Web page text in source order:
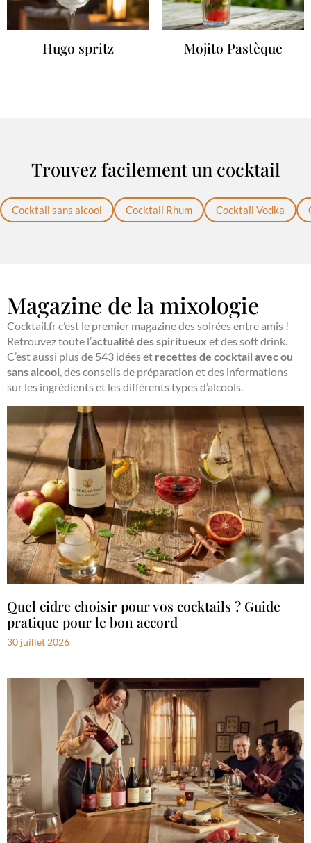
Hugo spritz Mojito Pastèque
Trouvez facilement un cocktail
Cocktail sans alcool Cocktail Rhum Cocktail Vodka
Magazine de la mixologie
Cocktail.fr c’est le premier magazine des soirées entre amis !
Retrouvez toute l’actualité des spiritueux et des soft drink.
C’est aussi plus de 543 idées et recettes de cocktail avec ou
sans alcool , des conseils de préparation et des informations
sur les ingrédients et les différents types d’alcools.
Quel cidre choisir pour vos cocktails ? Guide
pratique pour le bon accord
30 juillet 2026